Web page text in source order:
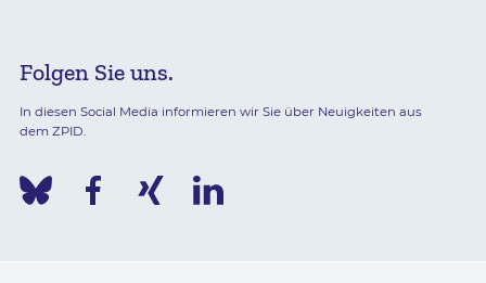
Folgen Sie uns.
In diesen Social Media informieren wir Sie über Neuigkeiten aus
dem ZPID.